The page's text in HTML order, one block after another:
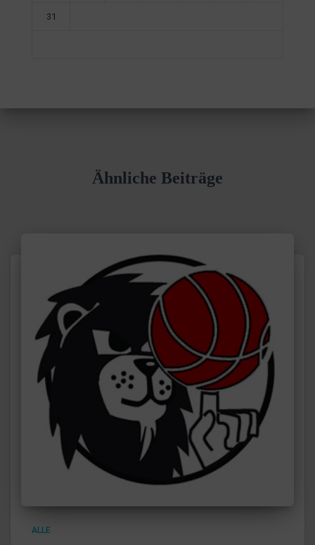
31
Ähnliche Beiträge
ALLE